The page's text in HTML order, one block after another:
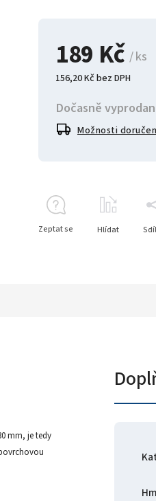
189 Kč / ks
156,20 Kč bez DPH
Dočasně
Možnosti
Zeptat se Hlídat
mm, je tedy